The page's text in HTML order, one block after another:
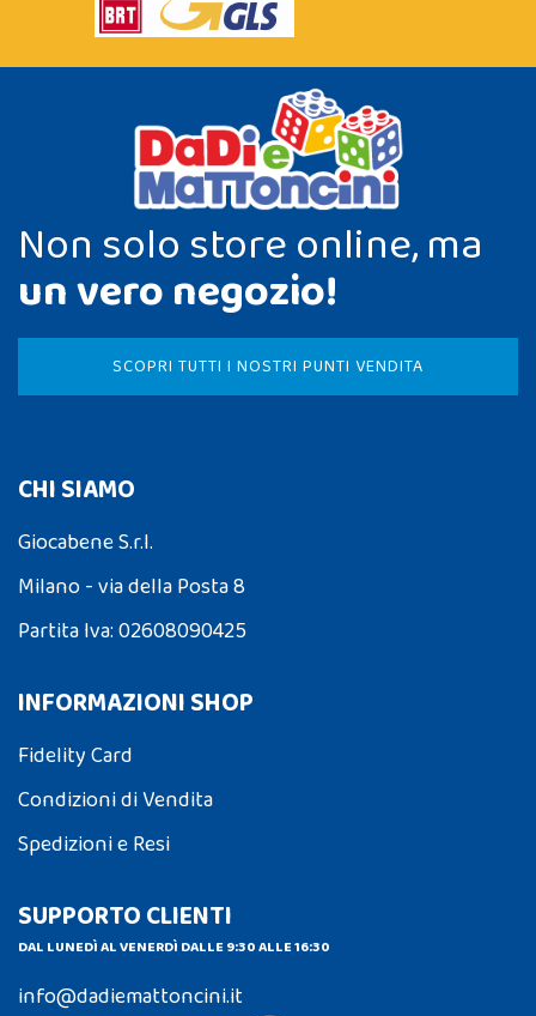
Non solo store online, ma
un vero negozio!
SCOPRI TUTTI I NOSTRI PUNTI VENDITA
CHI SIAMO
Giocabene S.r.l.
Milano - via della Posta 8
Partita Iva: 02608090425
INFORMAZIONI SHOP
Fidelity Card
Condizioni di Vendita
Spedizioni e Resi
SUPPORTO CLIENTI
DAL LUNEDÌ AL VENERDÌ DALLE 9:30 ALLE 16:30
info@dadiemattoncini.it